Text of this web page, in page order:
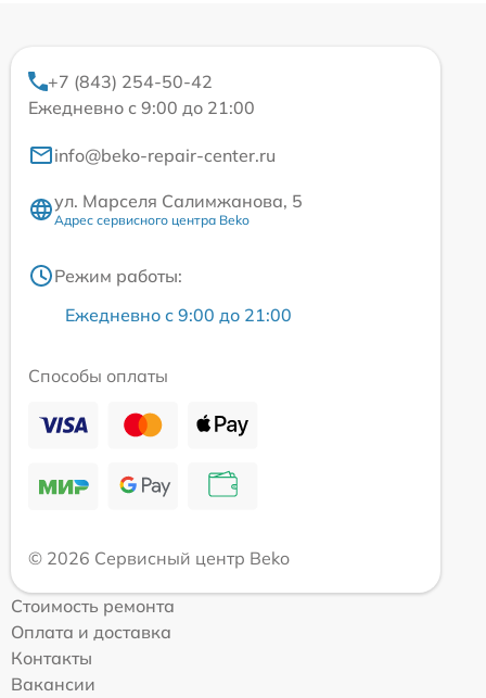
+7 (843) 254-50-42
Ежедневно с 9:00 до 21:00
info@beko-repair-center.ru
ул. Марселя Салимжанова, 5
Адрес сервисного центра Beko
Режим работы:
Ежедневно с 9:00 до 21:00
Способы оплаты
© 2026 Сервисный центр Beko
Стоимость ремонта
Оплата и доставка
Контакты
Вакансии